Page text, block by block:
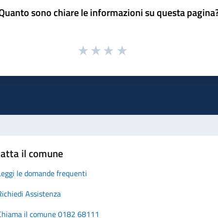
sono chiare le informazioni su questa
il comune
le domande frequenti
Assistenza
il comune 0182 68111